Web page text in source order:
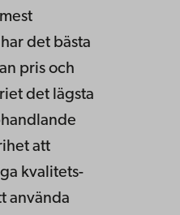
det bästa
pris och
det lägsta
att
kvalitets­
använda